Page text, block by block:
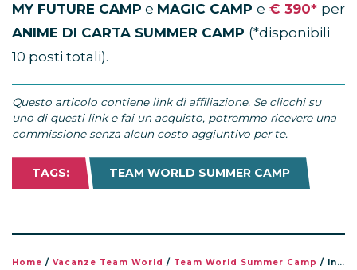
MY FUTURE CAMP e MAGIC CAMP e € 390* per
ANIME DI CARTA SUMMER CAMP (*disponibili
10 posti totali).
Questo articolo contiene link di affiliazione. Se clicchi su
uno di questi link e fai un acquisto, potremmo ricevere una
commissione senza alcun costo aggiuntivo per te.
TAGS: TEAM WORLD SUMMER CAMP
Home / Vacanze Team World / Team World Summer Camp / In vacanza con Thomas al My Idol Camp 2022 a Grosseto: le foto